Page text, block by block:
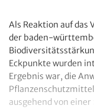
Als Reaktion auf
der baden-
Eckpunkte wurden
Ergebnis war, die
ausgehend von